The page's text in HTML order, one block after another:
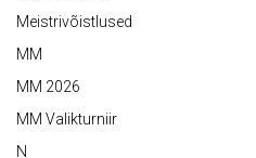
Meistrivõistlused
MM
MM 2026
MM Valikturniir
N